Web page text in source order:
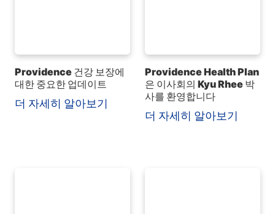
Providence 건강 보장에
대한 중요한 업데이트
더 자세히 알아보기
Providence Health Plan
은 이사회의 Kyu Rhee 박
사를 환영합니다
더 자세히 알아보기